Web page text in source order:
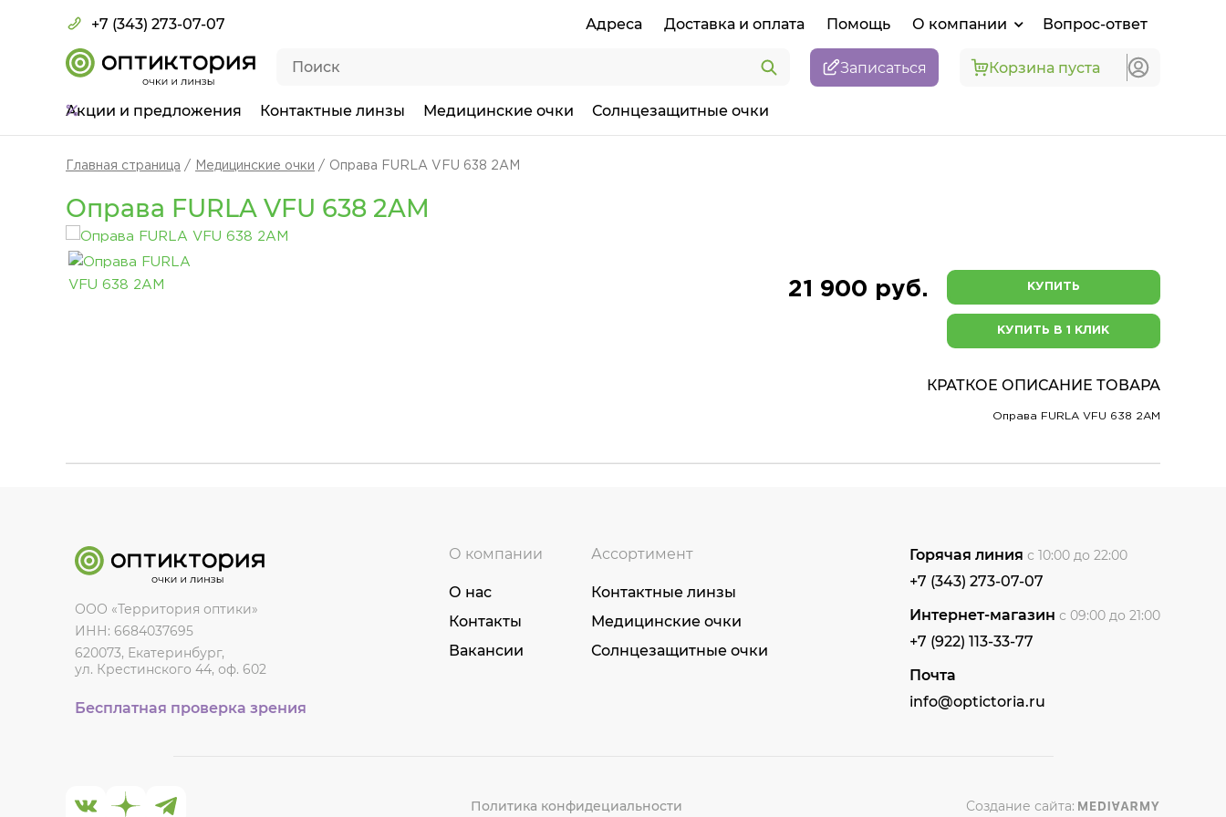
+7 (343) 273-07-07 Адреса Доставка и оплата Помощь О компании Вопрос-ответ
Записаться Корзина пуста
Акции и предложения Контактные линзы Медицинские очки Солнцезащитные очки
Главная страница Медицинские очки Оправа FURLA VFU 638 2AM
Оправа FURLA VFU 638 2AM
21 900 руб. КУПИТЬ
КУПИТЬ В 1 КЛИК
КРАТКОЕ ОПИСАНИЕ ТОВАРА
Оправа FURLA VFU 638 2AM
ООО «Территория оптики»
ИНН: 6684037695
620073, Екатеринбург,
ул. Крестинского 44, оф. 602
Бесплатная проверка зрения
О компании
О нас
Контакты
Вакансии
Ассортимент
Контактные линзы
Медицинские очки
Солнцезащитные очки
Горячая линия с 10:00 до 22:00
+7 (343) 273-07-07
Интернет-магазин с 09:00 до 21:00
+7 (922) 113-33-77
Почта
info@optictoria.ru
Политика конфидециальности Создание сайта: